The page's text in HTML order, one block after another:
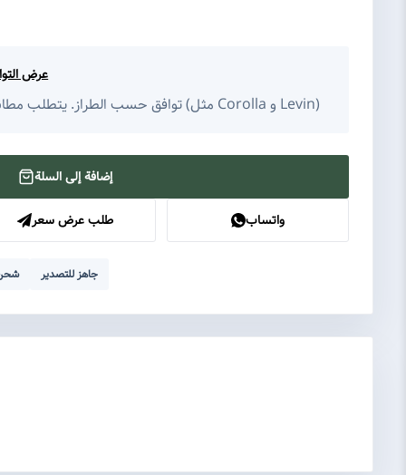
عرض
توافق حسب الطراز. يتطلب مطابقة العلامة التجارية وسلسلة السيارة (مثل Corolla و Levin)
إضافة إلى السلة
طلب عرض سعر واتساب
جاهز للتصدير